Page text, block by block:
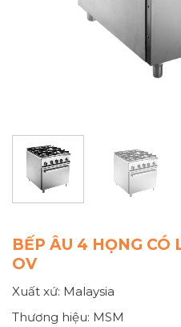
BẾP ÂU 4 HỌNG CÓ
OV
Xuất xứ: Malaysia
Thương hiệu: MSM